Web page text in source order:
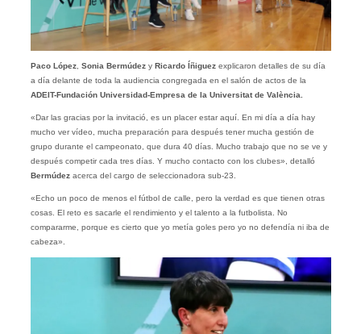
Paco López, Sonia Bermúdezy Ricardo Íñiguezexplicaron detalles de su día
a día delante de toda la audiencia congregada en el salón de actos de la
ADEIT-Fundación Universidad-Empresa de la Universitat de València.
«Dar las gracias por la invitació, es un placer estar aquí. En mi día a día hay
mucho ver vídeo, mucha preparación para después tener mucha gestión de
grupo durante el campeonato, que dura 40 días. Mucho trabajo que no se ve y
después competir cada tres días. Y mucho contacto con los clubes», detalló
Bermúdezacerca del cargo de seleccionadora sub-23.
«Echo un poco de menos el fútbol de calle, pero la verdad es que tienen otras
cosas. El reto es sacarle el rendimiento y el talento a la futbolista. No
compararme, porque es cierto que yo metía goles pero yo no defendía ni iba de
cabeza».